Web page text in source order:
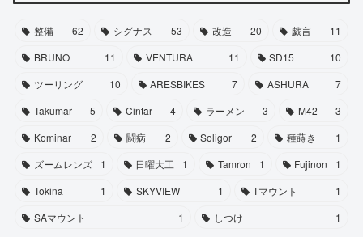
整備 62 シグナス 53 改造 20 戯言
11
BRUNO
11 VENTURA 11 SD15
10
ツーリング
10 ARESBIKES 7 ASHURA
7
Takumar
5 Cintar 4 ラーメン 3 M42
3
Kominar
2 闘病 2 Soligor 2 種蒔き
1
ズームレンズ
1 日曜大工 1 Tamron 1 Fujinon
1
Tokina
1 SKYVIEW 1 Tマウント
1
SAマウント
1 しつけ 1